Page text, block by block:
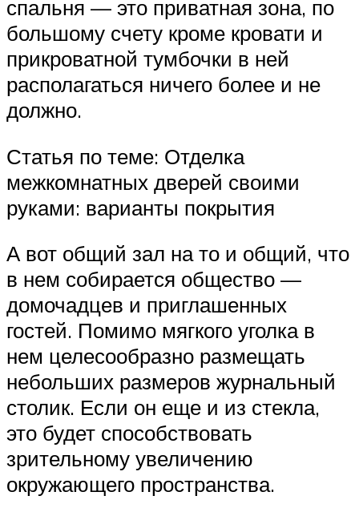
спальня — это приватная зона, по
большому счету кроме кровати и
прикроватной тумбочки в ней
располагаться ничего более и не
должно.
Статья по теме: Отделка
межкомнатных дверей своими
руками: варианты покрытия
А вот общий зал на то и общий, что
в нем собирается общество —
домочадцев и приглашенных
гостей. Помимо мягкого уголка в
нем целесообразно размещать
небольших размеров журнальный
столик. Если он еще и из стекла,
это будет способствовать
зрительному увеличению
окружающего пространства.